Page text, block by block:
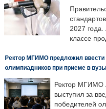
2027
классе
Ректор МГИМО предложил ввести
олимпиадников при приеме в вузы
Ректор МГИМО
выступил за
победителей